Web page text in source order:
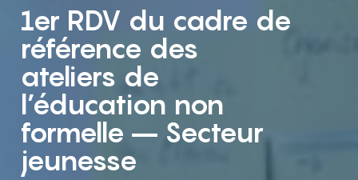
1er RDV du cadre de
référence des
ateliers de
l’éducation non
formelle – Secteur
jeunesse